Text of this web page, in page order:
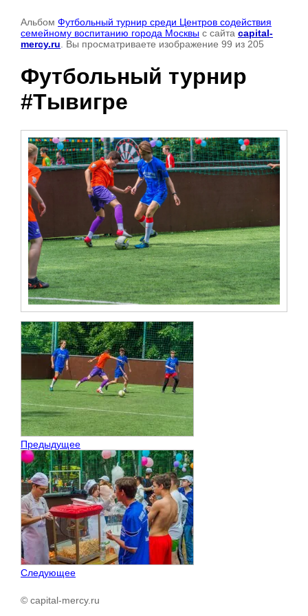
Альбом Футбольный турнир среди Центров содействия
семейному воспитанию города Москвы с сайта capital-
mercy.ru . Вы просматриваете изображение 99 из 205
Футбольный турнир
#Тывигре
Предыдущее
Следующее
© capital-mercy.ru